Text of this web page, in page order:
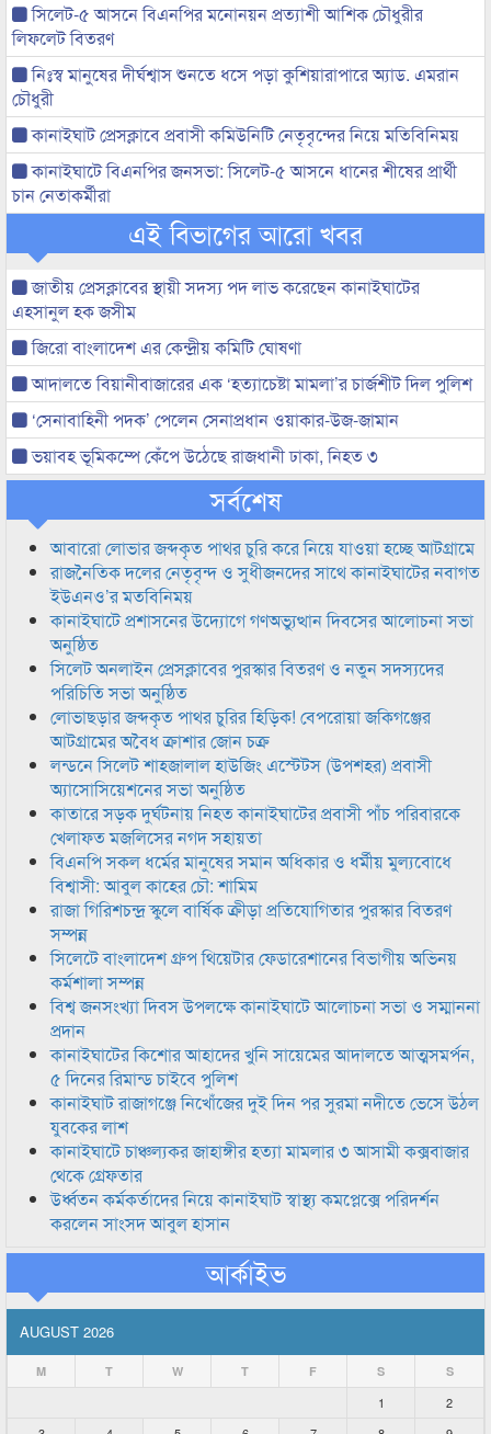
সিলেট-৫ আসনে বিএনপির মনোনয়ন প্রত্যাশী আশিক চৌধুরীর
লিফলেট বিতরণ
নিঃস্ব মানুষের দীর্ঘশ্বাস শুনতে ধসে পড়া কুশিয়ারাপারে অ্যাড. এমরান
চৌধুরী
কানাইঘাট প্রেসক্লাবে প্রবাসী কমিউনিটি নেতৃবৃন্দের নিয়ে মতিবিনিময়
কানাইঘাটে বিএনপির জনসভা: সিলেট-৫ আসনে ধানের শীষের প্রার্থী
চান নেতাকর্মীরা
এই বিভাগের আরো খবর
জাতীয় প্রেসক্লাবের স্থায়ী সদস্য পদ লাভ করেছেন কানাইঘাটের
এহসানুল হক জসীম
জিরো বাংলাদেশ এর কেন্দ্রীয় কমিটি ঘোষণা
আদালতে বিয়ানীবাজারের এক ‘হত্যাচেষ্টা মামলা’র চার্জশীট দিল পুলিশ
‘সেনাবাহিনী পদক’ পেলেন সেনাপ্রধান ওয়াকার-উজ-জামান
ভয়াবহ ভূমিকম্পে কেঁপে উঠেছে রাজধানী ঢাকা, নিহত ৩
সর্বশেষ
আবারো লোভার জব্দকৃত পাথর চুরি করে নিয়ে যাওয়া হচ্ছে আটগ্রামে
রাজনৈতিক দলের নেতৃবৃন্দ ও সুধীজনদের সাথে কানাইঘাটের নবাগত
ইউএনও’র মতবিনিময়
কানাইঘাটে প্রশাসনের উদ্যোগে গণঅভ্যুত্থান দিবসের আলোচনা সভা
অনুষ্ঠিত
সিলেট অনলাইন প্রেসক্লাবের পুরস্কার বিতরণ ও নতুন সদস্যদের
পরিচিতি সভা অনুষ্ঠিত
লোভাছড়ার জব্দকৃত পাথর চুরির হিড়িক! বেপরোয়া জকিগঞ্জের
আটগ্রামের অবৈধ ক্রাশার জোন চক্র
লন্ডনে সিলেট শাহজালাল হাউজিং এস্টেটস (উপশহর) প্রবাসী
অ্যাসোসিয়েশনের সভা অনুষ্ঠিত
কাতারে সড়ক দুর্ঘটনায় নিহত কানাইঘাটের প্রবাসী পাঁচ পরিবারকে
খেলাফত মজলিসের নগদ সহায়তা
বিএনপি সকল ধর্মের মানুষের সমান অধিকার ও ধর্মীয় মুল্যবোধে
বিশ্বাসী: আবুল কাহের চৌ: শামিম
রাজা গিরিশচন্দ্র স্কুলে বার্ষিক ক্রীড়া প্রতিযোগিতার পুরস্কার বিতরণ
সম্পন্ন
সিলেটে বাংলাদেশ গ্রুপ থিয়েটার ফেডারেশানের বিভাগীয় অভিনয়
কর্মশালা সম্পন্ন
বিশ্ব জনসংখ্যা দিবস উপলক্ষে কানাইঘাটে আলোচনা সভা ও সম্মাননা
প্রদান
কানাইঘাটের কিশোর আহাদের খুনি সায়েমের আদালতে আত্মসমর্পন,
৫ দিনের রিমান্ড চাইবে পুলিশ
কানাইঘাট রাজাগঞ্জে নিখোঁজের দুই দিন পর সুরমা নদীতে ভেসে উঠল
যুবকের লাশ
কানাইঘাটে চাঞ্চল্যকর জাহাঙ্গীর হত্যা মামলার ৩ আসামী কক্সবাজার
থেকে গ্রেফতার
উর্ধ্বতন কর্মকর্তাদের নিয়ে কানাইঘাট স্বাস্থ্য কমপ্লেক্সে পরিদর্শন
করলেন সাংসদ আবুল হাসান
আর্কাইভ
AUGUST 2026
M T W T F S S
1
2